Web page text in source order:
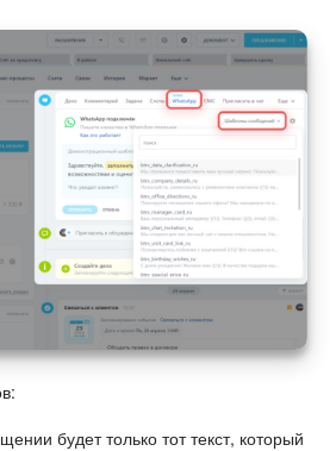
будет только тот текст, который